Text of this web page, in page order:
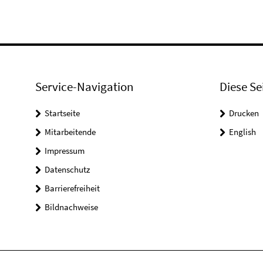
Service-Navigation
Startseite
Mitarbeitende
Impressum
Datenschutz
Barrierefreiheit
Bildnachweise
Diese
Drucken
English